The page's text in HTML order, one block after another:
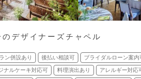
デザイナーズチャペル
ン併設あり 後払い相談可 ブライダルローン案内
ナルケーキ対応可 料理演出あり アレルギー対応